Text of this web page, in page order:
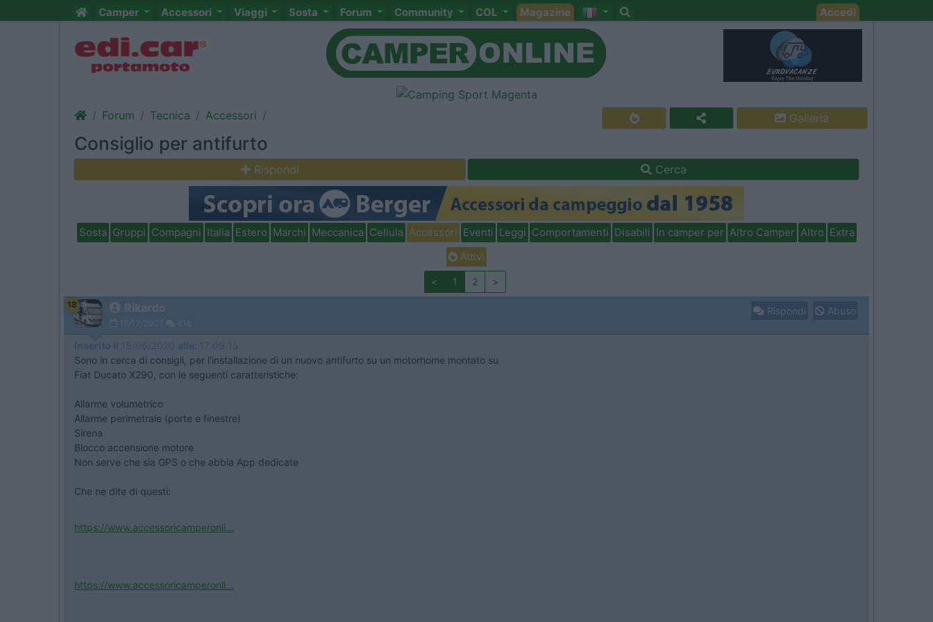
Camper Accessori Viaggi Sosta Forum Community COL Magazine Accedi
Forum Tecnica Accessori Galleria
Consiglio per antifurto
Rispondi Cerca
Sosta Gruppi Compagni Italia Estero Marchi Meccanica Cellula Accessori Eventi Leggi Comportamenti Disabili In camper per Altro Camper Altro Extra
Attivi
< 1 2 >
18 Rikardo
17/12/2007 616
Rispondi Abuso
Inserito il 15/06/2020 alle: 17:09:15
Sono in cerca di consigli, per l'installazione di un nuovo antifurto su un motorhome montato su
Fiat Ducato X290, con le seguenti caratteristiche:
Allarme volumetrico
Allarme perimetrale (porte e finestre)
Sirena
Blocco accensione motore
Non serve che sia GPS o che abbia App dedicate
Che ne dite di questi:
https://www.accessoricamperonli...
https://www.accessoricamperonli...